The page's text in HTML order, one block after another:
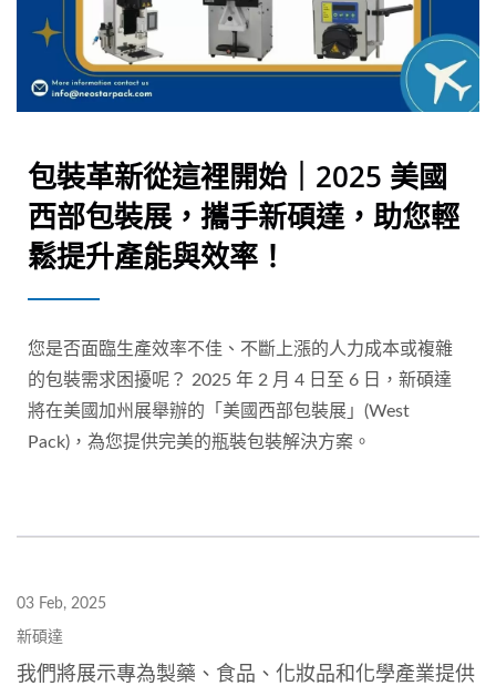
包裝革新從這裡開始｜2025 美國
西部包裝展，攜手新碩達，助您輕
鬆提升產能與效率！
您是否面臨生產效率不佳、不斷上漲的人力成本或複雜
的包裝需求困擾呢？ 2025 年 2 月 4 日至 6 日，新碩達
將在美國加州展舉辦的「美國西部包裝展」(West
Pack)，為您提供完美的瓶裝包裝解決方案。
03 Feb, 2025
新碩達
我們將展示專為製藥、食品、化妝品和化學產業提供